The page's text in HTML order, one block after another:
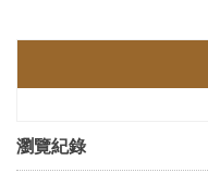
瀏覽紀錄